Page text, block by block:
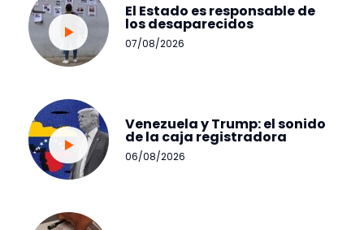
El Estado es responsable de
los desaparecidos
07/08/2026
Venezuela y Trump: el sonido
de la caja registradora
06/08/2026